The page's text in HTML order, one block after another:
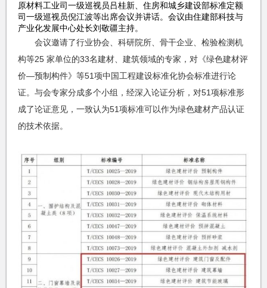
原材料工业司一级巡视员吕桂新、住房和城乡建设部标准定额
司一级巡视员倪江波等出席会议并讲话。会议由住建部科技与
产业化发展中心处长刘敬疆主持。
会议邀请了行业协会、科研院所、骨干企业、检验检测机
构等25 家单位的33名建材、建筑领域的专家，对《绿色建材评
价—预制构件》等51项中国工程建设标准化协会标准进行论
证。与会专家分成多个小组，经深入论证分析，对51项标准形
成了论证意见，一致认为51项标准可以作为绿色建材产品认证
的技术依据。